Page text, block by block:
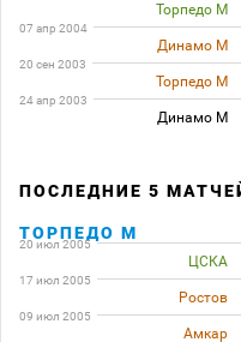
Торпедо М
07 апр 2004
Динамо М
20 сен 2003
Торпедо М
24 апр 2003
Динамо М
ПОСЛЕДНИЕ 5
ТОРПЕДО М
20 июл 2005
ЦСКА
17 июл 2005
Ростов
09 июл 2005
Амкар